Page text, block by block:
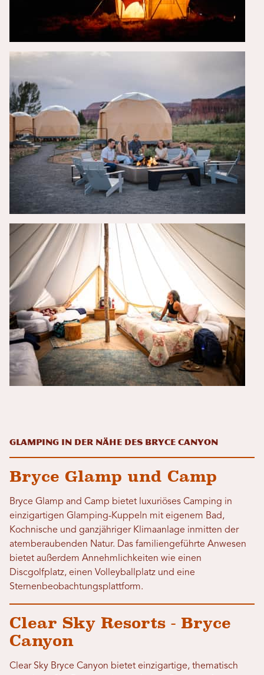
Glamping in der Nähe des Bryce Canyon
Bryce Glamp und Camp
Bryce Glamp and Camp bietet luxuriöses Camping in
einzigartigen Glamping-Kuppeln mit eigenem Bad,
Kochnische und ganzjähriger Klimaanlage inmitten der
atemberaubenden Natur. Das familiengeführte Anwesen
bietet außerdem Annehmlichkeiten wie einen
Discgolfplatz, einen Volleyballplatz und eine
Sternenbeobachtungsplattform.
Clear Sky Resorts - Bryce
Canyon
Clear Sky Bryce Canyon bietet einzigartige, thematisch